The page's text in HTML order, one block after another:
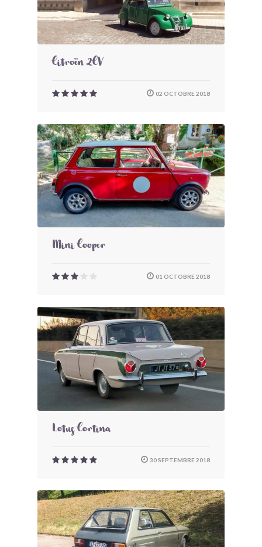
Citroën 2CV
02 OCTOBRE 2018
Mini Cooper
01 OCTOBRE 2018
Lotus Cortina
30 SEPTEMBRE 2018